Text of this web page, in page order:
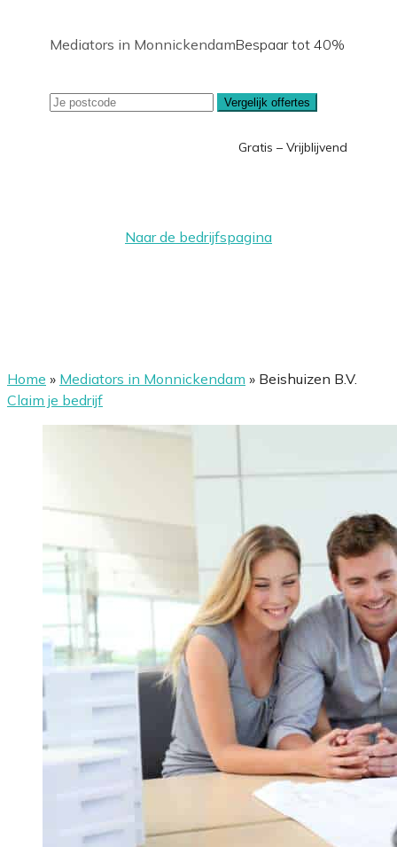
Mediators in MonnickendamBespaar tot 40%
Vergelijk offertes
Gratis – Vrijblijvend
Naar de bedrijfspagina
Home » Mediators in Monnickendam » Beishuizen B.V.
Claim je bedrijf